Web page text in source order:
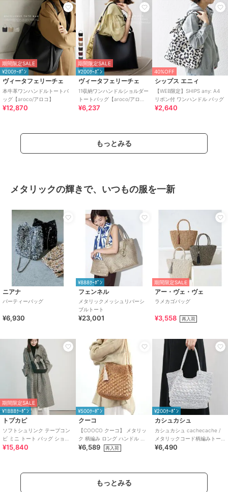
期間限定SALE
¥200ｸｰﾎﾟﾝ
ヴィータフェリーチェ
本牛革ワンハンドルトートバ
ッグ【aroco/アロコ】
¥12,870
期間限定SALE
¥200ｸｰﾎﾟﾝ
ヴィータフェリーチェ
11収納ワンハンドルショルダー
トートバッグ【aroco/アロ
コ】
¥6,237
40%OFF
シップス エニィ
【WEB限定】SHIPS any: A4
リボン付 ワンハンドル バッグ
¥2,640
もっとみる
メタリックの輝きで、いつもの服を一新
ニアナ
パーティーバッグ
¥6,930
¥888ｸｰﾎﾟﾝ
フェンネル
メタリックメッシュリバーシ
ブルトート
¥23,001
期間限定SALE
アー・ヴェ・ヴェ
ラメカゴバッグ
¥3,558 再入荷
期間限定SALE
¥1888ｸｰﾎﾟﾝ
トプカピ
ソフトシュリンク テープコン
ビ ミニ トート バッグ ショル
ダーベルト付
¥15,840
¥500ｸｰﾎﾟﾝ
クーコ
【COOCO クーコ】 メタリッ
ク 柄編み ロング ハンドル ト
ートバッグ かごバッグ
¥6,589 再入荷
¥200ｸｰﾎﾟﾝ
カシュカシュ
カシュカシュ cachecache /
メタリックコード柄編みトー
トバッグ
¥6,490
もっとみる